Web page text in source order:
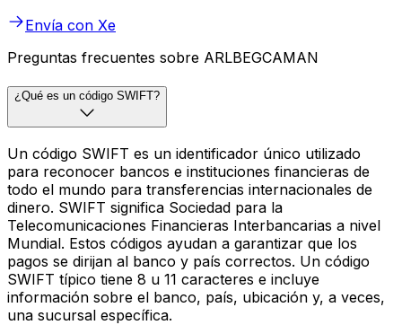
Envía con Xe
Preguntas frecuentes sobre ARLBEGCAMAN
¿Qué es un código SWIFT?
Un código SWIFT es un identificador único utilizado
para reconocer bancos e instituciones financieras de
todo el mundo para transferencias internacionales de
dinero. SWIFT significa Sociedad para la
Telecomunicaciones Financieras Interbancarias a nivel
Mundial. Estos códigos ayudan a garantizar que los
pagos se dirijan al banco y país correctos. Un código
SWIFT típico tiene 8 u 11 caracteres e incluye
información sobre el banco, país, ubicación y, a veces,
una sucursal específica.